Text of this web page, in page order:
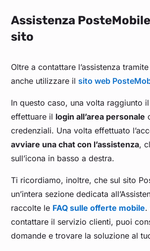
Assistenza
sito
Oltre a contattare l’assistenza
anche utilizzare il sito web
In questo caso, una volta raggiunto
effettuare il login all’area personale
credenziali. Una volta effettuato
avviare una chat con l’assistenza,
sull’icona in basso a destra.
Ti ricordiamo, inoltre, che sul sito
un’intera sezione dedicata
raccolte le FAQ sulle offerte mobile.
contattare il servizio clienti, puoi
domande e trovare la soluzione al